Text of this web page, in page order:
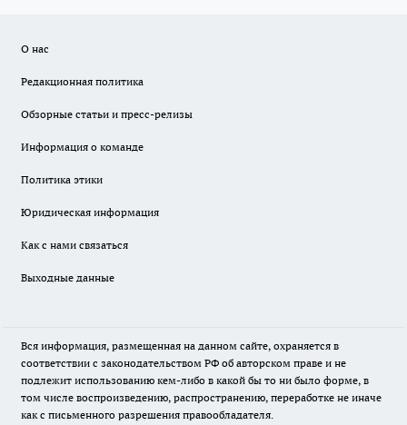
О нас
Редакционная политика
Обзорные статьи и пресс-релизы
Информация о команде
Политика этики
Юридическая информация
Как с нами связаться
Выходные данные
Вся информация, размещенная на данном сайте, охраняется в
соответствии с законодательством РФ об авторском праве и не
подлежит использованию кем-либо в какой бы то ни было форме, в
том числе воспроизведению, распространению, переработке не иначе
как с письменного разрешения правообладателя.